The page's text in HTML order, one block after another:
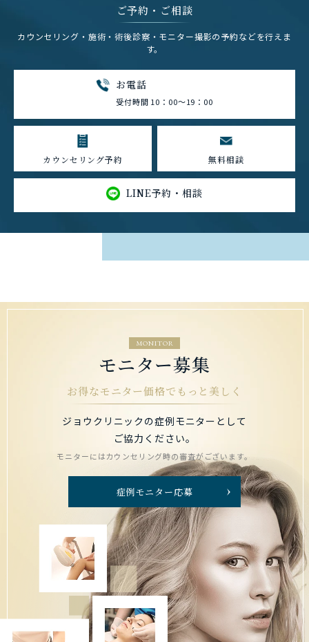
ご予約・ご相談
カウンセリング・施術・術後診察・モニター撮影の予約などを行えま
す。
お電話
受付時間 10：00～19：00
カウンセリング予約 無料相談
LINE予約・相談
MONITOR
モニター募集
お得なモニター価格でもっと美しく
ジョウクリニックの症例モニターとして
ご協力ください。
モニターにはカウンセリング時の審査がございます。
症例モニター応募